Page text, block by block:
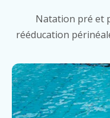
Natation pré et
rééducation